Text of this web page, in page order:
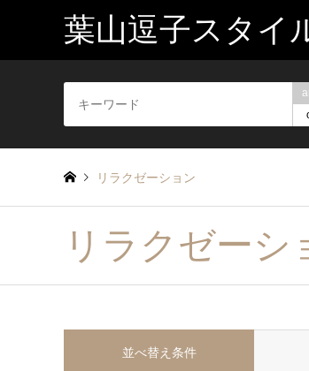
葉山逗子スタイ
リラクゼーション
リラクゼーシ
並べ替え条件